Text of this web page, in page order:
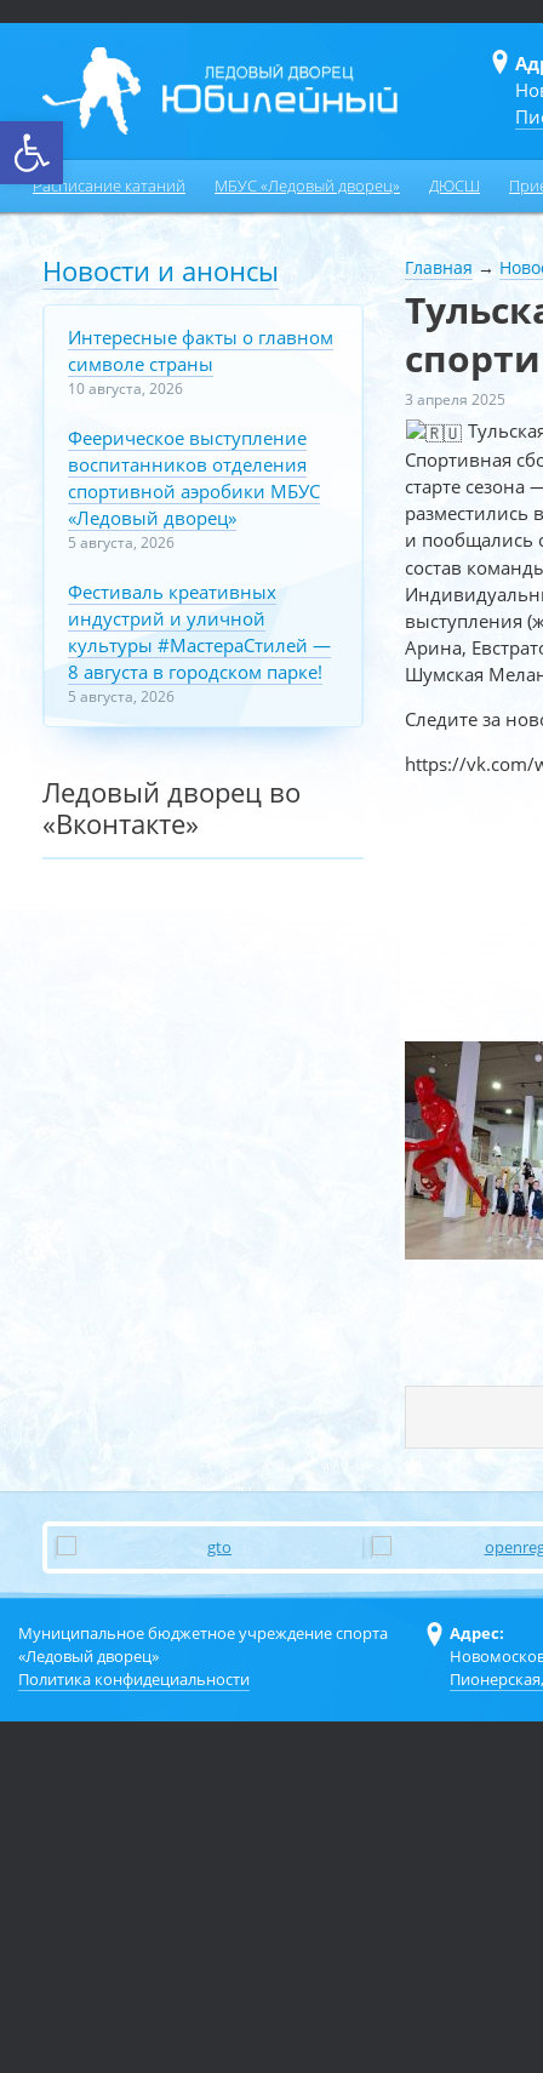
Открыть панель инструментов
Расписание катаний МБУС «Ледовый дворец» ДЮСШ
Главная →
3 апреля 2025
Спортивная
старте
разместились
и пообщались
состав
выступления
Арина,
Шумская
Следите за
https://vk.com/
Новости и анонсы
Интересные факты о главном
символе страны
10 августа, 2026
Феерическое выступление
воспитанников отделения
спортивной аэробики МБУС
«Ледовый дворец»
5 августа, 2026
Фестиваль креативных
индустрий и уличной
культуры #МастераСтилей —
8 августа в городском парке!
5 августа, 2026
Ледовый дворец во
«Вконтакте»
Муниципальное бюджетное учреждение спорта
«Ледовый дворец»
Политика конфидециальности
Адрес: